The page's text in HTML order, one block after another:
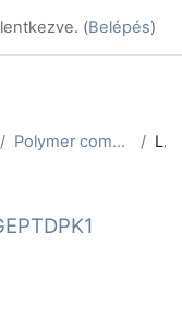
(Belépés)
Polymer composites I. - BMEGEPTDPK1 Leírás